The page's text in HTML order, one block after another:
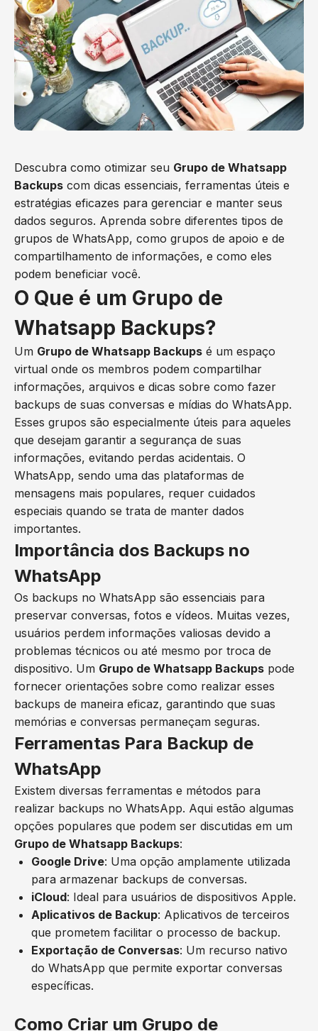
Descubra como otimizar seu Grupo de Whatsapp
Backups com dicas essenciais, ferramentas úteis e
estratégias eficazes para gerenciar e manter seus
dados seguros. Aprenda sobre diferentes tipos de
grupos de WhatsApp, como grupos de apoio e de
compartilhamento de informações, e como eles
podem beneficiar você.
O Que é um Grupo de
Whatsapp Backups?
Um Grupo de Whatsapp Backups é um espaço
virtual onde os membros podem compartilhar
informações, arquivos e dicas sobre como fazer
backups de suas conversas e mídias do WhatsApp.
Esses grupos são especialmente úteis para aqueles
que desejam garantir a segurança de suas
informações, evitando perdas acidentais. O
WhatsApp, sendo uma das plataformas de
mensagens mais populares, requer cuidados
especiais quando se trata de manter dados
importantes.
Importância dos Backups no
WhatsApp
Os backups no WhatsApp são essenciais para
preservar conversas, fotos e vídeos. Muitas vezes,
usuários perdem informações valiosas devido a
problemas técnicos ou até mesmo por troca de
dispositivo. Um Grupo de Whatsapp Backups pode
fornecer orientações sobre como realizar esses
backups de maneira eficaz, garantindo que suas
memórias e conversas permaneçam seguras.
Ferramentas Para Backup de
WhatsApp
Existem diversas ferramentas e métodos para
realizar backups no WhatsApp. Aqui estão algumas
opções populares que podem ser discutidas em um
Grupo de Whatsapp Backups:
Google Drive: Uma opção amplamente utilizada
para armazenar backups de conversas.
iCloud: Ideal para usuários de dispositivos Apple.
Aplicativos de Backup: Aplicativos de terceiros
que prometem facilitar o processo de backup.
Exportação de Conversas: Um recurso nativo
do WhatsApp que permite exportar conversas
específicas.
Como Criar um Grupo de